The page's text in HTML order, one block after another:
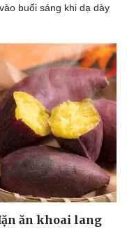
buổi sáng khi dạ dày
ăn khoai lang